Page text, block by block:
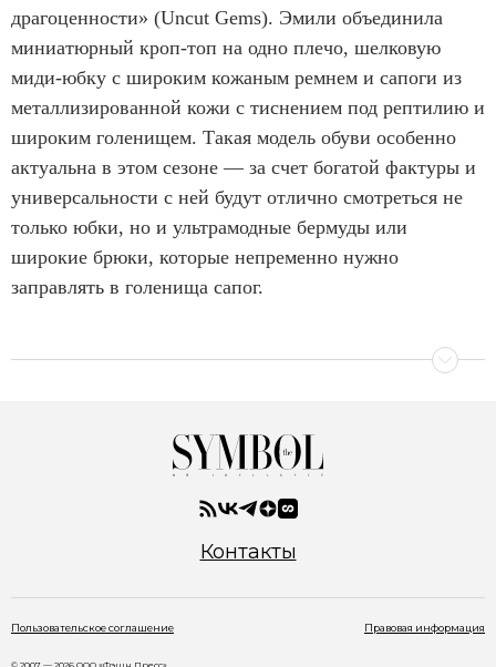
драгоценности» (Uncut Gems). Эмили объединила
миниатюрный кроп-топ на одно плечо, шелковую
миди-юбку с широким кожаным ремнем и сапоги из
металлизированной кожи с тиснением под рептилию и
широким голенищем. Такая модель обуви особенно
актуальна в этом сезоне — за счет богатой фактуры и
универсальности с ней будут отлично смотреться не
только юбки, но и ультрамодные бермуды или
широкие брюки, которые непременно нужно
заправлять в голенища сапог.
Контакты
Пользовательское соглашение Правовая информация
© 2007 — 2026 ООО «Фэшн Пресс»